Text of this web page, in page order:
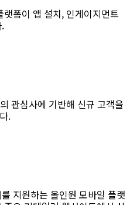
폼이 앱 설치, 인게이지먼트
관심사에 기반해 신규 고객을
.
지원하는 올인원 모바일 플랫